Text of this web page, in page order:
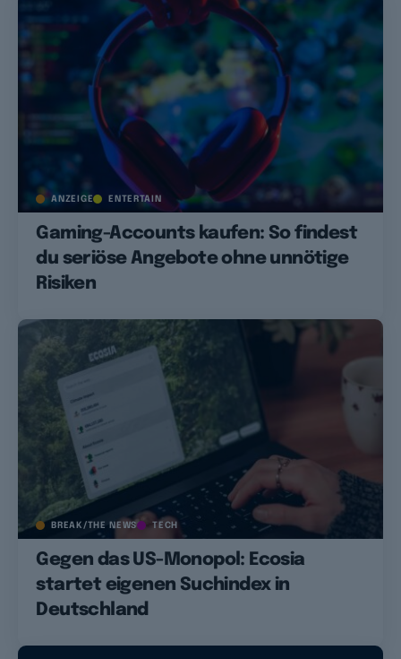
ANZEIGE ENTERTAIN
Gaming-Accounts kaufen: So findest
du seriöse Angebote ohne unnötige
Risiken
BREAK/THE NEWS TECH
Gegen das US-Monopol: Ecosia
startet eigenen Suchindex in
Deutschland